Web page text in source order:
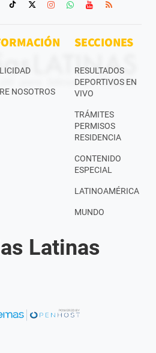
NOSOTROS
SECCIONES
RESULTADOS
DEPORTIVOS EN
VIVO
TRÁMITES
PERMISOS
RESIDENCIA
CONTENIDO
ESPECIAL
LATINOAMÉRICA
MUNDO
Latinas